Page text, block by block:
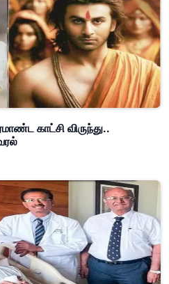
காட்சி விருந்து..